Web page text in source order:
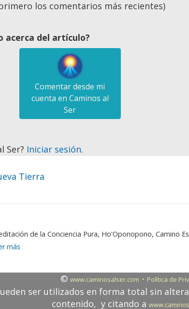
los comentarios más recientes)
acerca del artículo?
Comentar desde mi
cuenta en Caminos al
Ser
Ser? Iniciar sesión.
Tierra
de la Conciencia Pura, Ho'Oponopono, Camino
más
© www.caminosalser.com - Política de
ser utilizados en forma total sin
contenido, y citando a